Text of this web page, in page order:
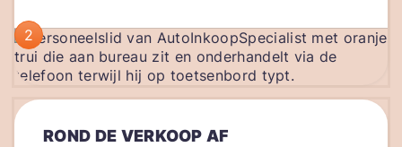
2
ROND DE VERKOOP AF